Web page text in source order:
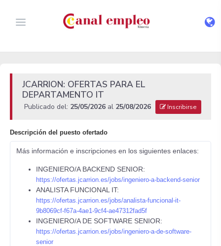
JCARRION: OFERTAS PARA EL
DEPARTAMENTO IT
Publicado del: 25/05/2026 al 25/08/2026 Inscribirse
Descripción del puesto ofertado
Más información e inscripciones en los siguientes enlaces:
INGENIERO/A BACKEND SENIOR:
https://ofertas.jcarrion.es/jobs/ingeniero-a-backend-senior
ANALISTA FUNCIONAL IT:
https://ofertas.jcarrion.es/jobs/analista-funcional-it-
9b8069cf-f67a-4ae1-9cf4-ae47312fad5f
INGENIERO/A DE SOFTWARE SENIOR:
https://ofertas.jcarrion.es/jobs/ingeniero-a-de-software-
senior